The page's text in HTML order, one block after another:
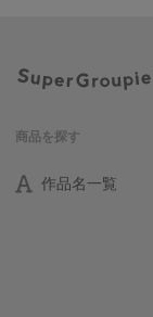
商品を探す
作品名一覧